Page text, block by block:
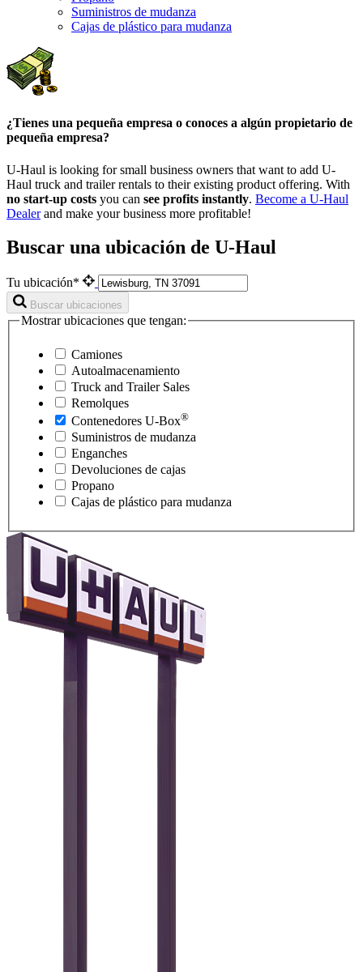
Suministros de mudanza
Cajas de plástico para mudanza
¿Tienes una pequeña empresa o conoces a algún propietario de
pequeña empresa?
U-Haul is looking for small business owners that want to add U-
Haul truck and trailer rentals to their existing product offering. With
no start-up costs you can see profits instantly. Become a U-Haul
Dealerand make your business more profitable!
Buscar una ubicación de U-Haul
Tu ubicación*
Buscar ubicaciones
Mostrar ubicaciones que tengan:
Camiones
Autoalmacenamiento
Truck and Trailer Sales
Remolques
Contenedores U-Box®
Suministros de mudanza
Enganches
Devoluciones de cajas
Propano
Cajas de plástico para mudanza